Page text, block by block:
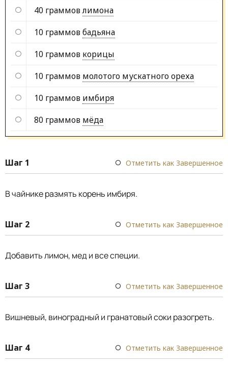
40 граммовлимона
10 граммовбадьяна
10 граммов корицы
10 граммов молотого мускатного ореха
10 граммов имбиря
80 граммов мёда
Шаг 1 Отметить как Завершенное
В чайнике размять корень имбиря.
Шаг 2 Отметить как Завершенное
Добавить лимон, мед и все специи.
Шаг 3 Отметить как Завершенное
Вишневый, виноградный и гранатовый соки разогреть.
Шаг 4 Отметить как Завершенное